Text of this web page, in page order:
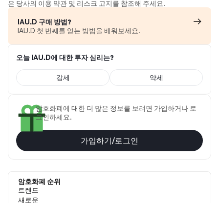
은 당사의 이용 약관 및 리스크 고지를 참조해 주세요.
IAU.D 구매 방법?
IAU.D 첫 번째를 얻는 방법을 배워보세요.
오늘 IAU.D에 대한 투자 심리는?
강세 약세
암호화폐에 대한 더 많은 정보를 보려면 가입하거나 로
그인하세요.
가입하기/로그인
암호화폐 순위
트렌드
새로운